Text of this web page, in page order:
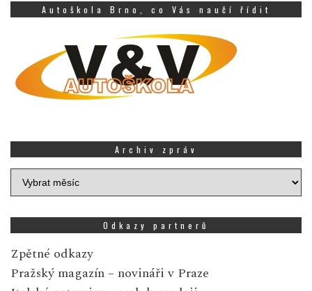
Autoškola Brno, co Vás naučí řídit
Archiv zpráv
Archiv
zpráv
Odkazy partnerů
Zpětné odkazy
Pražský magazín – novináři v Praze